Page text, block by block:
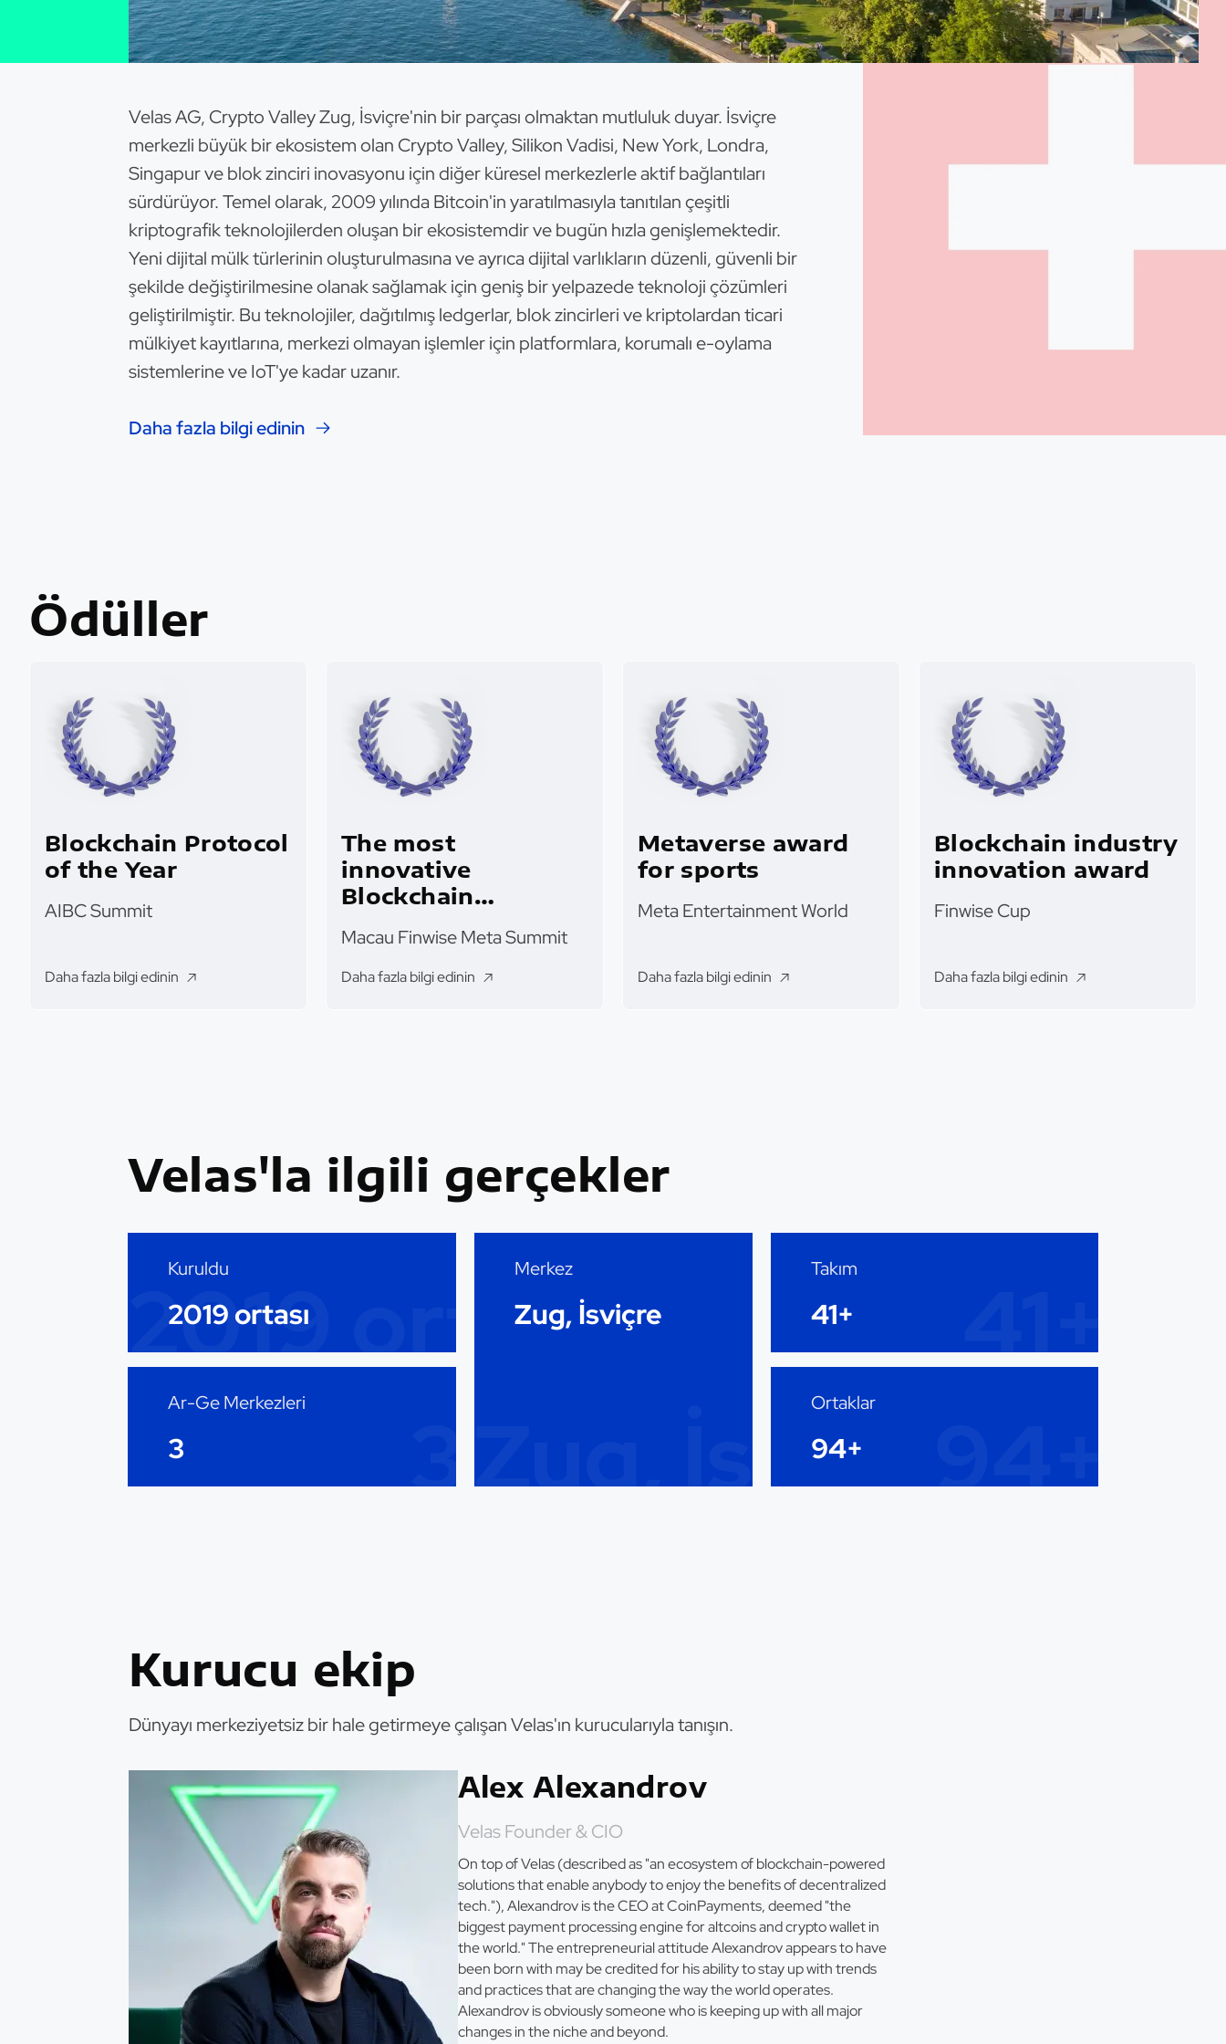
Velas AG, Crypto Valley Zug, İsviçre'nin bir parçası olmaktan mutluluk duyar. İsviçre
merkezli büyük bir ekosistem olan Crypto Valley, Silikon Vadisi, New York, Londra,
Singapur ve blok zinciri inovasyonu için diğer küresel merkezlerle aktif bağlantıları
sürdürüyor. Temel olarak, 2009 yılında Bitcoin'in yaratılmasıyla tanıtılan çeşitli
kriptografik teknolojilerden oluşan bir ekosistemdir ve bugün hızla genişlemektedir.
Yeni dijital mülk türlerinin oluşturulmasına ve ayrıca dijital varlıkların düzenli, güvenli bir
şekilde değiştirilmesine olanak sağlamak için geniş bir yelpazede teknoloji çözümleri
geliştirilmiştir. Bu teknolojiler, dağıtılmış ledgerlar, blok zincirleri ve kriptolardan ticari
mülkiyet kayıtlarına, merkezi olmayan işlemler için platformlara, korumalı e-oylama
sistemlerine ve IoT'ye kadar uzanır.
Daha fazla bilgi edinin
Ödüller
Blockchain Protocol
of the Year
AIBC Summit
Daha fazla bilgi edinin
The most
innovative
Blockchain
Macau Finwise Meta Summit
Daha fazla bilgi edinin
Metaverse award
for sports
Meta Entertainment World
Daha fazla bilgi edinin
Blockchain industry
innovation award
Finwise Cup
Daha fazla bilgi edinin
Velas'la ilgili gerçekler
2019 ortası
Kuruldu
2019 ortası
Zug, İsviçre
Merkez
Zug, İsviçre
3
Ar-Ge Merkezleri
3
41+
Takım
41+
94+
Ortaklar
94+
Kurucu ekip
Dünyayı merkeziyetsiz bir hale getirmeye çalışan Velas'ın kurucularıyla tanışın.
Alex Alexandrov
Velas Founder & CIO
On top of Velas (described as "an ecosystem of blockchain-powered
solutions that enable anybody to enjoy the benefits of decentralized
tech."), Alexandrov is the CEO at CoinPayments, deemed "the
biggest payment processing engine for altcoins and crypto wallet in
the world." The entrepreneurial attitude Alexandrov appears to have
been born with may be credited for his ability to stay up with trends
and practices that are changing the way the world operates.
Alexandrov is obviously someone who is keeping up with all major
changes in the niche and beyond.